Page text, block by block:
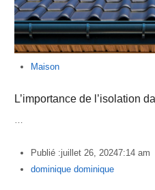
Maison
L’importance de l’isolation
…
Publié :juillet 26, 20247:14 am
Author
dominique dominique